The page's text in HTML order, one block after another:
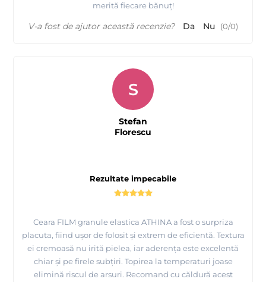
merită fiecare bănuț!
V-a fost de ajutor această recenzie? Da Nu (0/0)
Rezultate impecabile
Ceara FILM granule elastica ATHINA a fost o surpriza
placuta, fiind ușor de folosit și extrem de eficientă. Textura
ei cremoasă nu irită pielea, iar aderența este excelentă
chiar și pe firele subțiri. Topirea la temperaturi joase
elimină riscul de arsuri. Recomand cu căldură acest
S
Stefan
Florescu